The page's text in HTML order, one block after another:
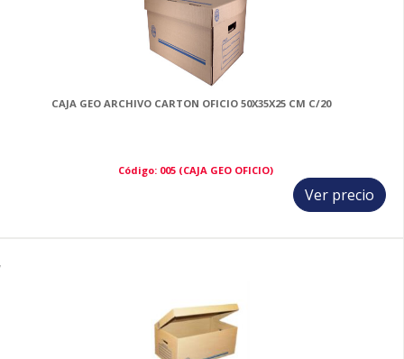
CAJA GEO ARCHIVO CARTON OFICIO 50X35X25 CM C/20
Código: 005 (CAJA GEO OFICIO)
Ver precio